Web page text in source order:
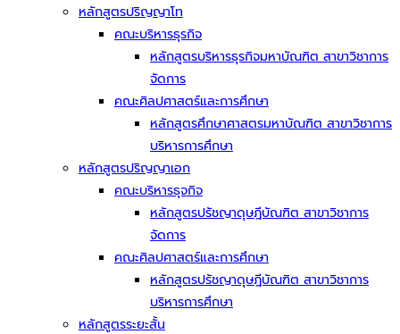
หลักสูตรปริญญาโท
คณะบริหารธุรกิจ
หลักสูตรบริหารธุรกิจมหาบัณฑิต สาขาวิชาการ
จัดการ
คณะศิลปศาสตร์และการศึกษา
หลักสูตรศึกษาศาสตรมหาบัณฑิต สาขาวิชาการ
บริหารการศึกษา
หลักสูตรปริญญาเอก
คณะบริหารธุจกิจ
หลักสูตรปรัชญาดุษฎีบัณฑิต สาขาวิชาการ
จัดการ
คณะศิลปศาสตร์และการศึกษา
หลักสูตรปรัชญาดุษฎีบัณฑิต สาขาวิชาการ
บริหารการศึกษา
หลักสูตรระยะสั้น